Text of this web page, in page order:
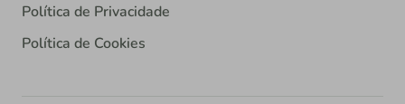
Política de Privacidade
Política de Cookies